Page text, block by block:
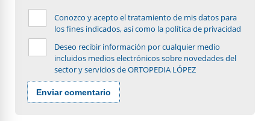
Conozco y acepto el tratamiento de mis datos para
los fines indicados, así como la política de privacidad
Deseo recibir información por cualquier medio
incluidos medios electrónicos sobre novedades del
sector y servicios de ORTOPEDIA LÓPEZ
Enviar comentario